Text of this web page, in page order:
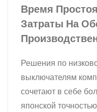
Время
Затраты На
Решения по
выключателям
сочетают в себе
японской